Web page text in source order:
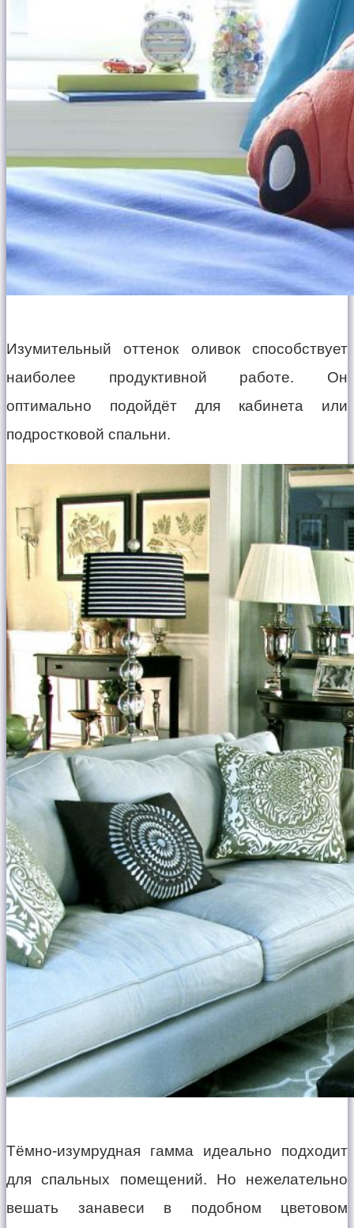
Изумительный оттенок оливок способствует
наиболее продуктивной работе. Он
оптимально подойдёт для кабинета или
подростковой спальни.
Тёмно-изумрудная гамма идеально подходит
для спальных помещений. Но нежелательно
вешать занавеси в подобном цветовом